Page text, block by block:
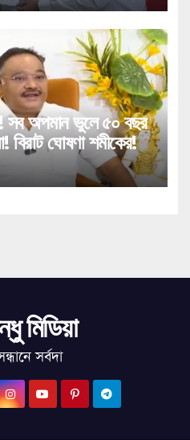
সব অপমান ভুলে ৫০ বছর
বিরাট ঘোষণা শমীকের!
মিডিয়া
সর্বদা